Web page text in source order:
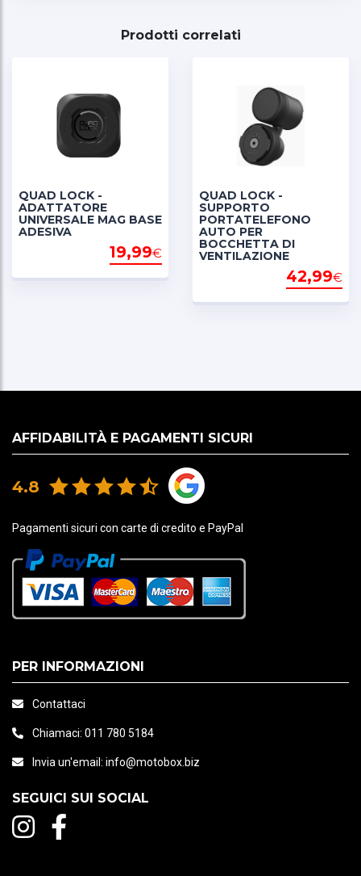
Il blocco a due fasi garantisce la sicurezza del
Grazie alla sua capacità di ricarica fino a 15 W, la
batteria del tuo telefono non si scaricherà mai.*
*La potenza erogata può variare a seconda della
Prodotti correlati
QUAD LOCK -
ADATTATORE
UNIVERSALE MAG BASE
ADESIVA
19,99€
QUAD LOCK -
SUPPORTO
PORTATELEFONO
AUTO PER
BOCCHETTA DI
VENTILAZIONE
42,99€
AFFIDABILITÀ E PAGAMENTI SICURI
4.8
Pagamenti sicuri con carte di credito e PayPal
PER INFORMAZIONI
Contattaci
Chiamaci: 011 780 5184
Invia un'email: info@motobox.biz
SEGUICI SUI SOCIAL